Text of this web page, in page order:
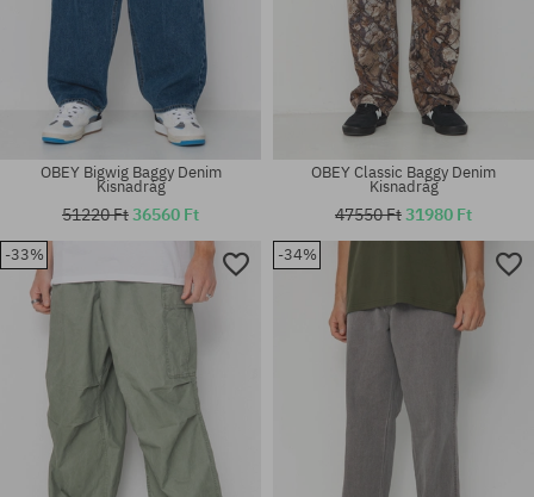
Elérhető méretek:
30; 31; 32; 33; 34
Elérhető méretek:
OBEY Bigwig Baggy Denim
Kisnadrág
51220 Ft36560 Ft
OBEY Classic Baggy Denim
Kisnadrág
47550 Ft31980 Ft
-33% -34%